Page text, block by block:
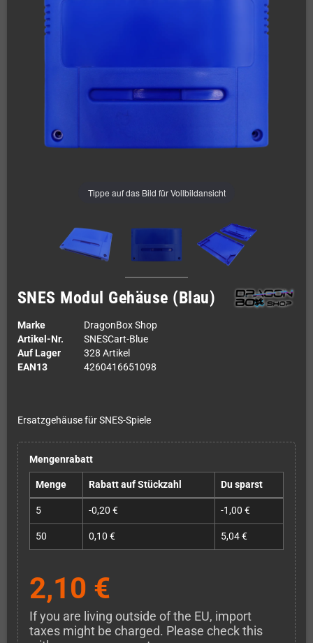
Tippe auf das Bild für Vollbildansicht
SNES Modul Gehäuse (Blau)
Marke
DragonBox Shop
Artikel-Nr.
SNESCart-Blue
Auf Lager
328 Artikel
EAN13
4260416651098
Ersatzgehäuse für SNES-Spiele
Mengenrabatt
Menge Rabatt auf Stückzahl Du sparst
5 -0,20 € -1,00 €
50 0,10 € 5,04 €
2,10 €
If you are living outside of the EU, import
taxes might be charged. Please check this